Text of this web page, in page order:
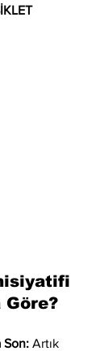
Göre?
Son: Artık